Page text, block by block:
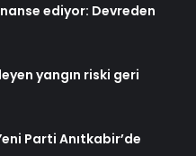
ediyor: Devreden
yangın riski geri
Parti Anıtkabir’de